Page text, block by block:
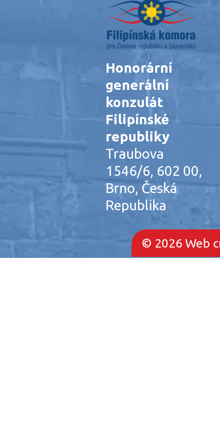
Honorární
generální
konzulát
Filipínské
republiky
Traubova
1546/6, 602 00,
Brno, Česká
Republika
© 2026 Web